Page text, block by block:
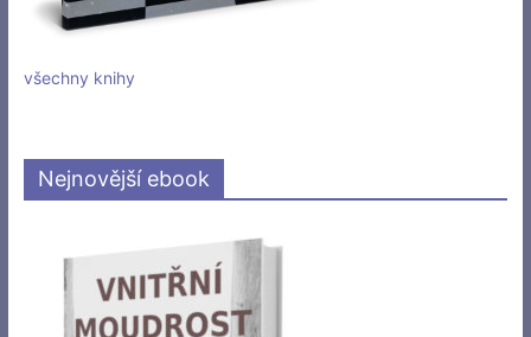
všechny knihy
Nejnovější ebook